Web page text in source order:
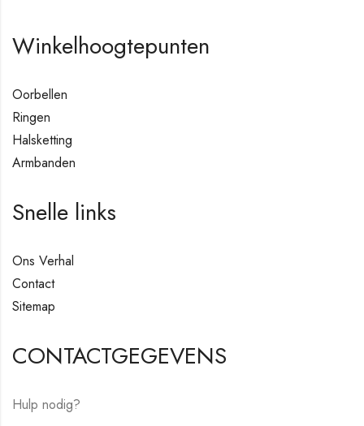
Winkelhoogtepunten
Oorbellen
Ringen
Halsketting
Armbanden
Snelle links
Ons Verhal
Contact
Sitemap
CONTACTGEGEVENS
Hulp nodig?